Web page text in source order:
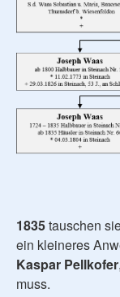
1835tauschen
ein kleineres
Kaspar Pellkofer
muss.